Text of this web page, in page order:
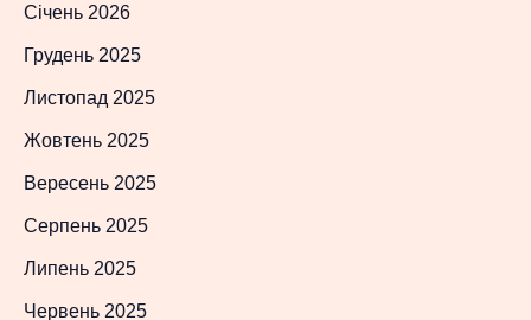
Січень 2026
Грудень 2025
Листопад 2025
Жовтень 2025
Вересень 2025
Серпень 2025
Липень 2025
Червень 2025